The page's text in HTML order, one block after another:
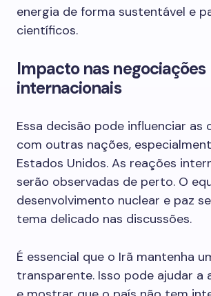
energia de forma sustentável e
científicos.
Impacto nas negociações
internacionais
Essa decisão pode influenciar as
com outras nações,
Estados Unidos. As reações
serão observadas de perto. O
desenvolvimento nuclear e paz
tema delicado nas discussões.
É essencial que o Irã mantenha
transparente. Isso pode ajudar a